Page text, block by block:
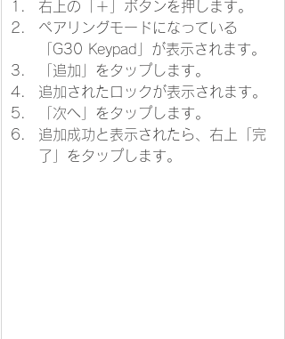
右上の「＋」ボタンを押します。
ペアリングモードになっている
「G30 Keypad」が表示されます。
「追加」をタップします。
追加されたロックが表示されます。
「次へ」をタップします。
追加成功と表示されたら、右上「完
了」をタップします。